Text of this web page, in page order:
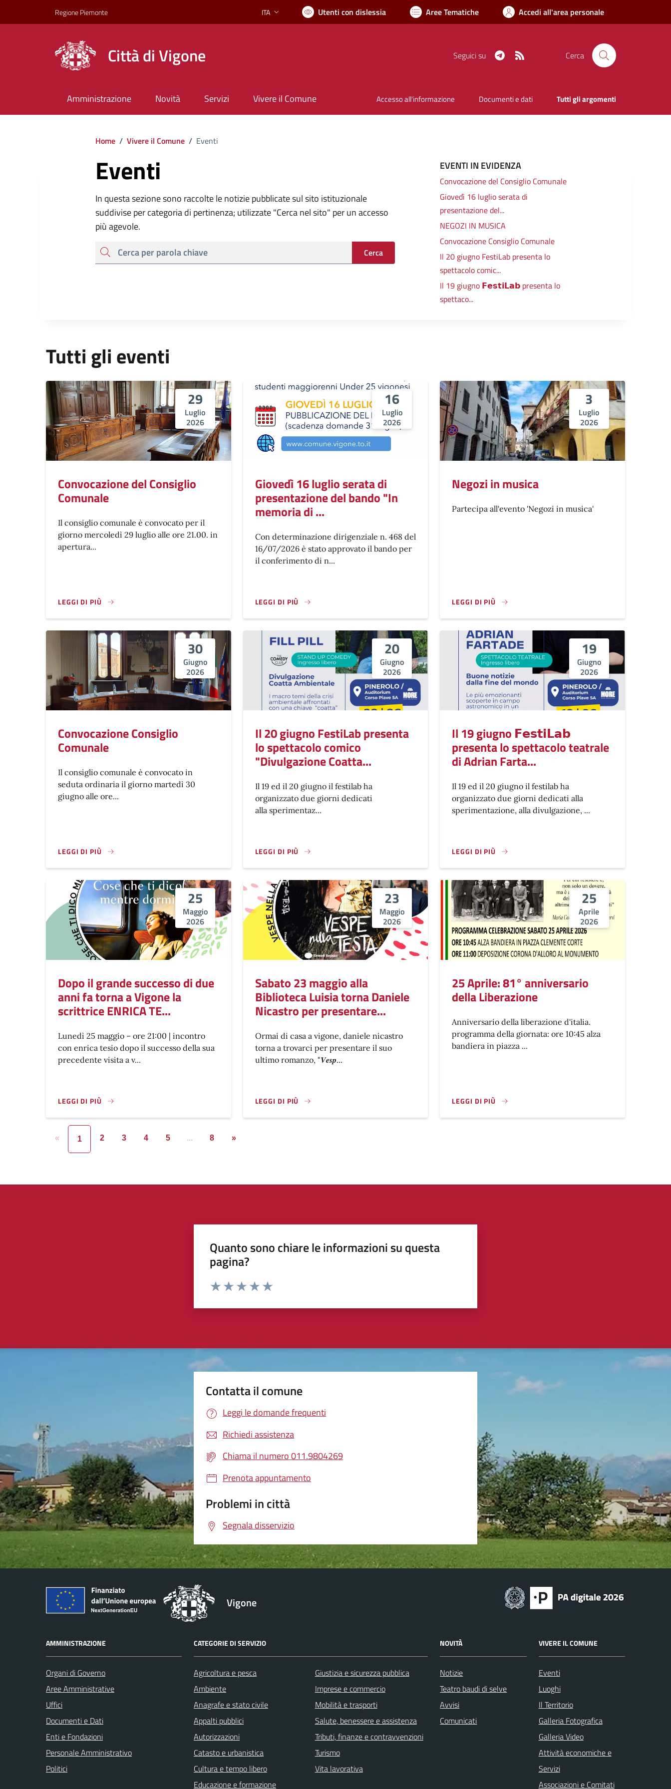
Regione Piemonte Lingua attiva:
ITA Utenti con dislessia Aree Tematiche Accedi all'area personale
Città di Vigone Seguici su Telegram Cerca
Amministrazione Novità Servizi Vivere il Comune Accesso all'informazione Documenti e dati Tutti gli argomenti
Home / Vivere il Comune / Eventi
Eventi
In questa sezione sono raccolte le notizie pubblicate sul sito istituzionale
suddivise per categoria di pertinenza; utilizzate "Cerca nel sito" per un accesso
più agevole.
cerca Cerca
EVENTI IN EVIDENZA
Convocazione del Consiglio Comunale
Giovedì 16 luglio serata di
presentazione del...
NEGOZI IN MUSICA
Convocazione Consiglio Comunale
Il 20 giugno FestiLab presenta lo
spettacolo comic...
Il 19 giugno 𝗙𝗲𝘀𝘁𝗶𝗟𝗮𝗯 presenta lo
spettaco...
Tutti gli eventi
29
Luglio
2026
Convocazione del Consiglio
Comunale
Il consiglio comunale è convocato per il
giorno mercoledì 29 luglio alle ore 21.00. in
apertura...
LEGGI DI PIÙ
16
Luglio
2026
Giovedì 16 luglio serata di
presentazione del bando "In
memoria di ...
Con determinazione dirigenziale n. 468 del
16/07/2026 è stato approvato il bando per
il conferimento di n...
LEGGI DI PIÙ
3
Luglio
2026
Negozi in musica
Partecipa all'evento 'Negozi in musica'
LEGGI DI PIÙ
30
Giugno
2026
Convocazione Consiglio
Comunale
Il consiglio comunale è convocato in
seduta ordinaria il giorno martedì 30
giugno alle ore...
LEGGI DI PIÙ
20
Giugno
2026
Il 20 giugno FestiLab presenta
lo spettacolo comico
"Divulgazione Coatta...
Il 19 ed il 20 giugno il festilab ha
organizzato due giorni dedicati
alla sperimentaz...
LEGGI DI PIÙ
19
Giugno
2026
Il 19 giugno 𝗙𝗲𝘀𝘁𝗶𝗟𝗮𝗯
presenta lo spettacolo teatrale
di Adrian Farta...
Il 19 ed il 20 giugno il festilab ha
organizzato due giorni dedicati alla
sperimentazione, alla divulgazione, ...
LEGGI DI PIÙ
25
Maggio
2026
Dopo il grande successo di due
anni fa torna a Vigone la
scrittrice ENRICA TE...
Lunedì 25 maggio – ore 21:00 | incontro
con enrica tesio dopo il successo della sua
precedente visita a v...
LEGGI DI PIÙ
23
Maggio
2026
Sabato 23 maggio alla
Biblioteca Luisia torna Daniele
Nicastro per presentare...
Ormai di casa a vigone, daniele nicastro
torna a trovarci per presentare il suo
ultimo romanzo, "𝑽𝒆𝒔𝒑...
LEGGI DI PIÙ
25
Aprile
2026
25 Aprile: 81° anniversario
della Liberazione
Anniversario della liberazione d'italia.
programma della giornata: ore 10:45 alza
bandiera in piazza ...
LEGGI DI PIÙ
« 1 2 3 4 5 ... 8 »
Quanto sono chiare le informazioni su questa
pagina?
Valuta da 1 a 5 stelle la pagina
Contatta il comune
Leggi le domande frequenti
Richiedi assistenza
Chiama il numero 011.9804269
Prenota appuntamento
Problemi in città
Segnala disservizio
Vigone
AMMINISTRAZIONE
Organi di Governo
Aree Amministrative
Uffici
Documenti e Dati
Enti e Fondazioni
Personale Amministrativo
Politici
CATEGORIE DI SERVIZIO
Agricoltura e pesca
Ambiente
Anagrafe e stato civile
Appalti pubblici
Autorizzazioni
Catasto e urbanistica
Cultura e tempo libero
Educazione e formazione
Giustizia e sicurezza pubblica
Imprese e commercio
Mobilità e trasporti
Salute, benessere e assistenza
Tributi, finanze e contravvenzioni
Turismo
Vita lavorativa
NOVITÀ
Notizie
Teatro baudi di selve
Avvisi
Comunicati
VIVERE IL COMUNE
Eventi
Luoghi
Il Territorio
Galleria Fotografica
Galleria Video
Attività economiche e
Servizi
Associazioni e Comitati